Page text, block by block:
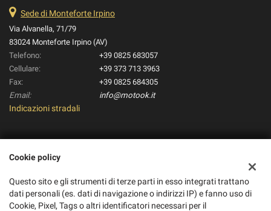
Sede di Monteforte Irpino
Via Alvanella, 71/79
83024 Monteforte Irpino (AV)
Telefono:
+39 0825 683057
Cellulare:
+39 373 713 3963
Fax:
+39 0825 684305
Email:
info@motook.it
Indicazioni stradali
Pico Moto S.R.L.
Via Alvanella, 71/79, Monteforte Irpino (AV)
C.F/P.IVA:01895280434
Registro delle imprese:AV
Cookie policy
Questo sito e gli strumenti di terze parti in esso integrati trattano
dati personali (es. dati di navigazione o indirizzi IP) e fanno uso di
Cookie, Pixel, Tags o altri identificatori necessari per il